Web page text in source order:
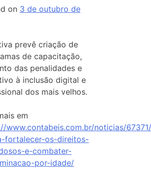
on 3 de outubro de
prevê criação de
de capacitação,
das penalidades e
à inclusão digital e
dos mais velhos.
em
www.contabeis.com.br/noticias/
fortalecer-os-direitos-
e-combater-
por-idade/